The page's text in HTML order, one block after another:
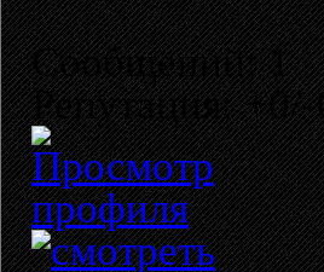
Сообщений: 1
Репутация: